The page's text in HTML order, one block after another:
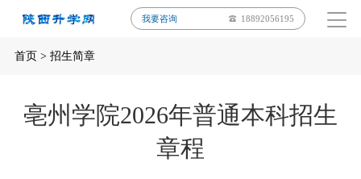
我要咨询 18892056195
首页> 招生简章
亳州学院2026年普通本科招生
章程